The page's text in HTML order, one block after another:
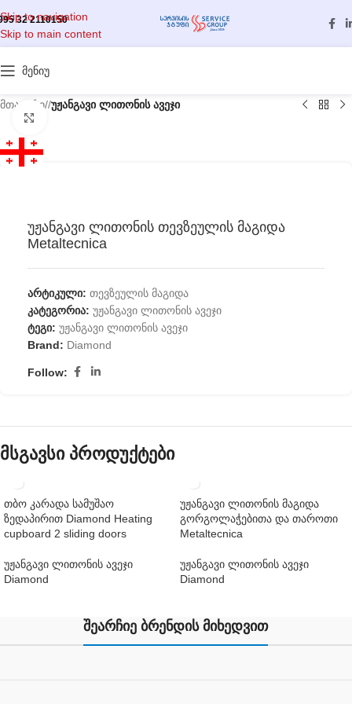
Skip to navigation
Skip to main content
32 2110150
მენიუ
მთავარი/ უჟანგავი ლითონის ავეჯი
უჟანგავი ლითონის თევზეულის მაგიდა
Metaltecnica
არტიკული: თევზეულის მაგიდა
კატეგორია: უჟანგავი ლითონის ავეჯი
ტეგი: უჟანგავი ლითონის ავეჯი
Brand: Diamond
Follow:
მსგავსი პროდუქტები
თბო კარადა სამუშაო
ზედაპირით Diamond Heating
cupboard 2 sliding doors
უჟანგავი ლითონის ავეჯი
Diamond
უჟანგავი ლითონის მაგიდა
გორგოლაჭებითა და თაროთი
Metaltecnica
უჟანგავი ლითონის ავეჯი
Diamond
შეარჩიე ბრენდის მიხედვით